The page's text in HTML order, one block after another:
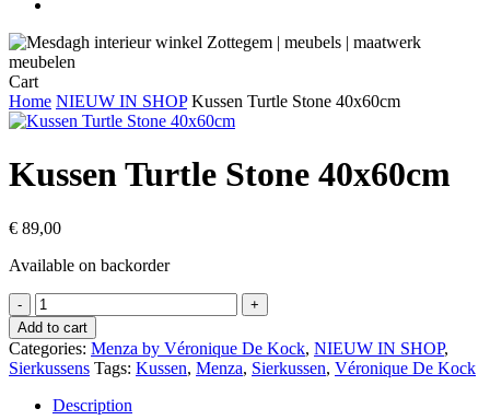
CartClose
Cart
Home NIEUW IN SHOP Kussen Turtle Stone 40x60cm
Kussen Turtle Stone 40x60cm
€ 89,00
Available on backorder
Kussen
Turtle
Stone
40x60cm
quantity
Add to cart
Categories: Menza by Véronique De Kock, NIEUW IN SHOP,
Sierkussens Tags: Kussen, Menza, Sierkussen, Véronique De Kock
Description